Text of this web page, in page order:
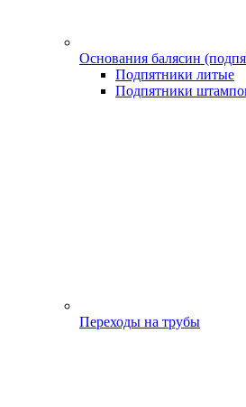
Основания балясин
Подпятники литые
Подпятники
Переходы на трубы